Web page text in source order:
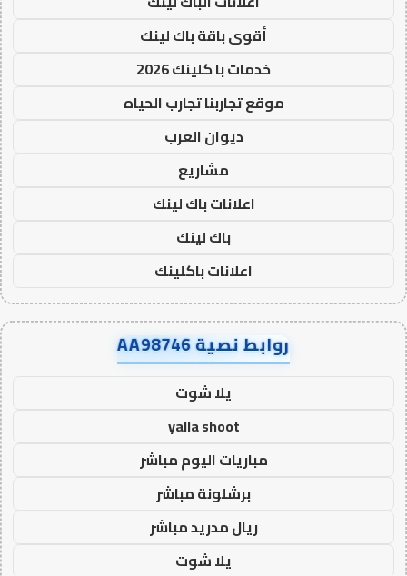
أقوى باقة باك لينك
خدمات با كلينك 2026
موقع تجاربنا تجارب الحياه
ديوان العرب
مشاريع
اعلانات باك لينك
باك لينك
اعلانات باكلينك
روابط نصية AA98746
يلا شوت
yalla shoot
مباريات اليوم مباشر
برشلونة مباشر
ريال مدريد مباشر
يلا شوت